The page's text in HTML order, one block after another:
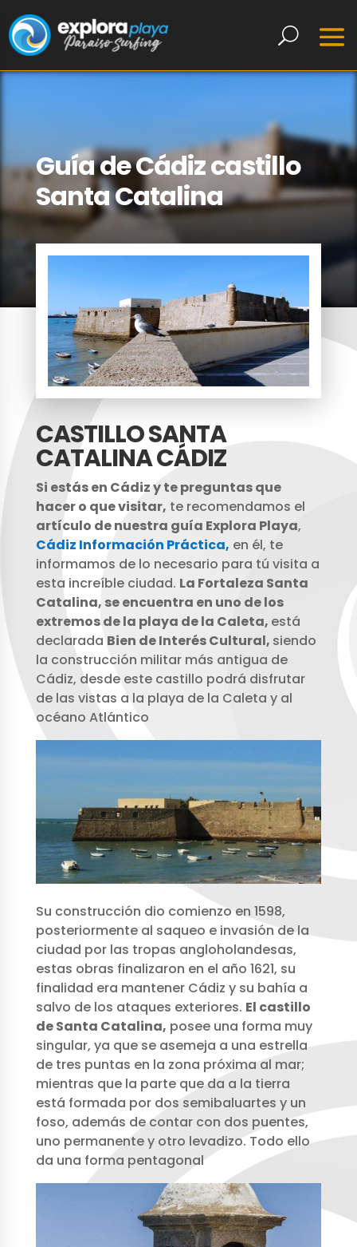
Guía de Cádiz castillo
Santa Catalina
CASTILLO SANTA
CATALINA CÁDIZ
Si estás en Cádiz y te preguntas que
hacer o que visitar, te recomendamos el
artículo de nuestra guía Explora Playa,
Cádiz Información Práctica, en él, te
informamos de lo necesario para tú visita a
esta increíble ciudad. La Fortaleza Santa
Catalina, se encuentra en uno de los
extremos de la playa de la Caleta, está
declarada Bien de Interés Cultural, siendo
la construcción militar más antigua de
Cádiz, desde este castillo podrá disfrutar
de las vistas a la playa de la Caleta y al
océano Atlántico
Su construcción dio comienzo en 1598,
posteriormente al saqueo e invasión de la
ciudad por las tropas angloholandesas,
estas obras finalizaron en el año 1621, su
finalidad era mantener Cádiz y su bahía a
salvo de los ataques exteriores. El castillo
de Santa Catalina, posee una forma muy
singular, ya que se asemeja a una estrella
de tres puntas en la zona próxima al mar;
mientras que la parte que da a la tierra
está formada por dos semibaluartes y un
foso, además de contar con dos puentes,
uno permanente y otro levadizo. Todo ello
da una forma pentagonal